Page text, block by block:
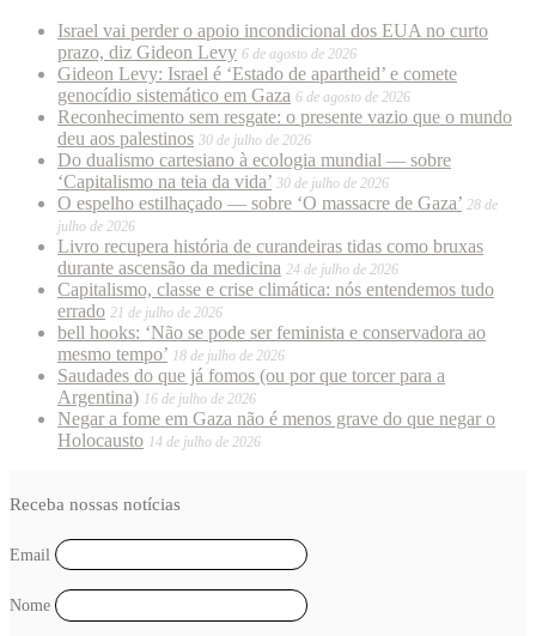
Israel vai perder o apoio incondicional dos EUA no curto
prazo, diz Gideon Levy 6 de agosto de 2026
Gideon Levy: Israel é ‘Estado de apartheid’ e comete
genocídio sistemático em Gaza 6 de agosto de 2026
Reconhecimento sem resgate: o presente vazio que o mundo
deu aos palestinos 30 de julho de 2026
Do dualismo cartesiano à ecologia mundial — sobre
‘Capitalismo na teia da vida’ 30 de julho de 2026
O espelho estilhaçado — sobre ‘O massacre de Gaza’ 28 de
julho de 2026
Livro recupera história de curandeiras tidas como bruxas
durante ascensão da medicina 24 de julho de 2026
Capitalismo, classe e crise climática: nós entendemos tudo
errado 21 de julho de 2026
bell hooks: ‘Não se pode ser feminista e conservadora ao
mesmo tempo’ 18 de julho de 2026
Saudades do que já fomos (ou por que torcer para a
Argentina) 16 de julho de 2026
Negar a fome em Gaza não é menos grave do que negar o
Holocausto 14 de julho de 2026
Receba nossas notícias
Email
Nome